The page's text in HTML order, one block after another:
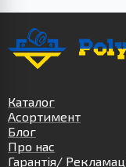
Каталог
Асортимент
Блог
Про нас
Гарантія/